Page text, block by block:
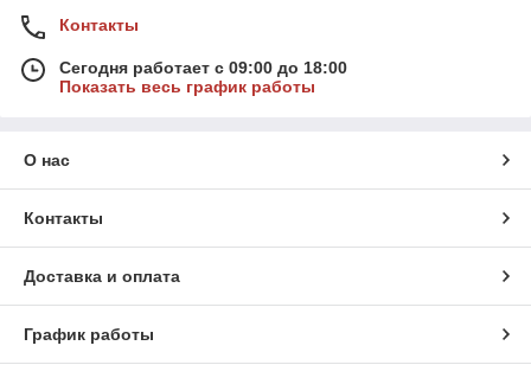
Контакты
Сегодня работает с 09:00 до 18:00
Показать весь график работы
О нас
Контакты
Доставка и оплата
График работы